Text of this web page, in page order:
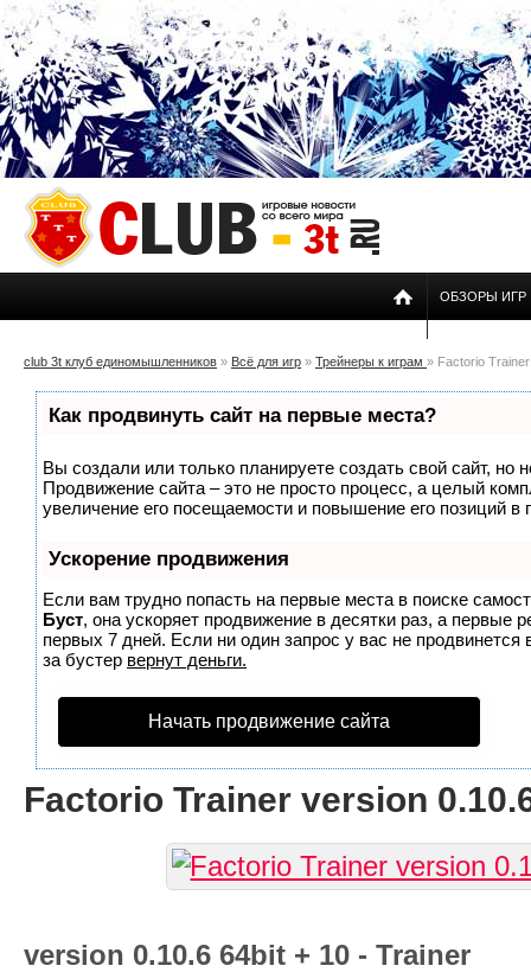
ОБЗОРЫ ИГР
club 3t клуб единомышленников » Всё для игр » Трейнеры к играм » Factorio
Как продвинуть сайт на первые места?
Вы создали или только планируете создать свой сайт, но
Продвижение сайта – это не просто процесс, а целый
увеличение его посещаемости и повышение его позиций в
Ускорение продвижения
Если вам трудно попасть на первые места в поиске
Буст, она ускоряет продвижение в десятки раз, а первые
первых 7 дней. Если ни один запрос у вас не продвинется
за бустер вернут деньги.
Начать продвижение сайта
Factorio Trainer version
version 0.10.6 64bit + 10 - Trainer